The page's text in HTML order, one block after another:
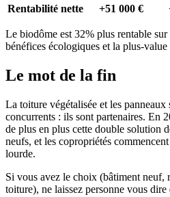
Rentabilité nette
+51 000 €
Le biodôme est 32% plus rentable sur
bénéfices écologiques et la plus-
Le mot de la fin
La toiture végétalisée et les panneaux
concurrents : ils sont partenaires. En
de plus en plus cette double solution
neufs, et les copropriétés
lourde.
Si vous avez le choix (bâtiment neuf,
toiture), ne laissez personne vous